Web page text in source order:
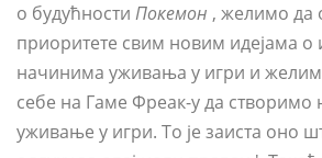
о будућности Покемон , желимо да
приоритете свим новим идејама о
начинима уживања у игри и
себе на Гаме Фреак-у да створимо
уживање у игри. То је заиста оно